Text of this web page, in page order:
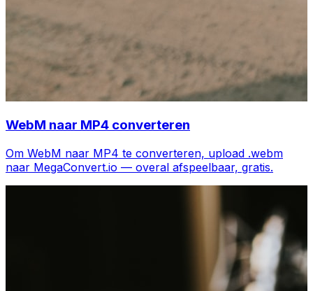
WebM naar MP4 converteren
Om WebM naar MP4 te converteren, upload .webm
naar MegaConvert.io — overal afspeelbaar, gratis.